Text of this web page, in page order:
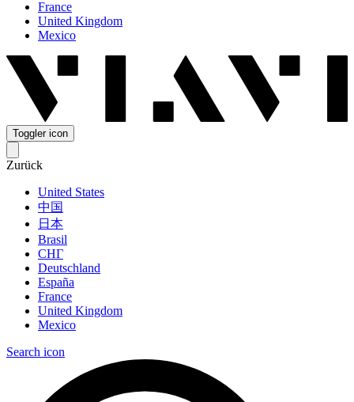
France
United Kingdom
Mexico
Toggler icon
Zurück
United States
中国
日本
Brasil
СНГ
Deutschland
España
France
United Kingdom
Mexico
Search icon